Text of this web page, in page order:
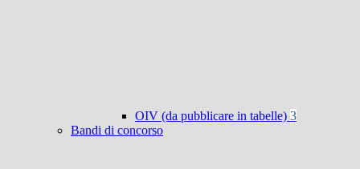
OIV (da pubblicare in tabelle) 3
Bandi di concorso